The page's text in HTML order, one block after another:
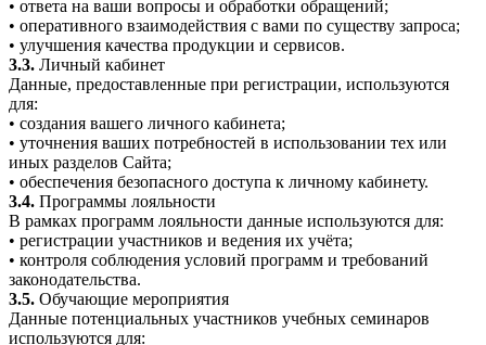
• ответа на ваши вопросы и обработки обращений;
• оперативного взаимодействия с вами по существу запроса;
• улучшения качества продукции и сервисов.
3.3. Личный кабинет
Данные, предоставленные при регистрации, используются
для:
• создания вашего личного кабинета;
• уточнения ваших потребностей в использовании тех или
иных разделов Сайта;
• обеспечения безопасного доступа к личному кабинету.
3.4. Программы лояльности
В рамках программ лояльности данные используются для:
• регистрации участников и ведения их учёта;
• контроля соблюдения условий программ и требований
законодательства.
3.5. Обучающие мероприятия
Данные потенциальных участников учебных семинаров
используются для: